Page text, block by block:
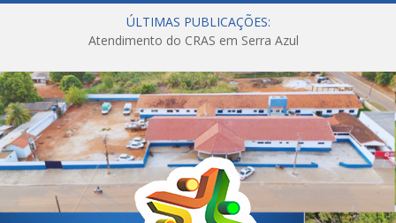
ÚLTIMAS PUBLICAÇÕES:
Atendimento do CRAS em Serra Azul